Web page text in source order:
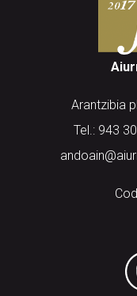
Arantzibia
Tel.: 943